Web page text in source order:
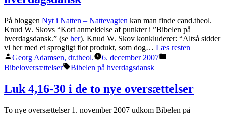
På bloggen Nyt i Natten – Nattevagten kan man finde cand.theol.
Knud W. Skovs “Kort anmeldelse af punkter i ”Bibelen på
hverdagsdansk.” (se her). Knud W. Skov konkluderer: “Altså sidder
vi her med et sprogligt flot produkt, som dog… Læs resten
Posted
by
Georg Adamsen, dr.theol. 6. december 2007
Bibeloversættelser Tags:
Bibelen på hverdagsdansk
Luk 4,16-30 i de to nye oversættelser
To nye oversættelser 1. november 2007 udkom Bibelen på